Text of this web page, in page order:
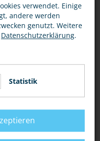
CHECK
RUND
verwendet. Einige
andere werden
genutzt. Weitere
Datenschutzerklärung.
Statistik